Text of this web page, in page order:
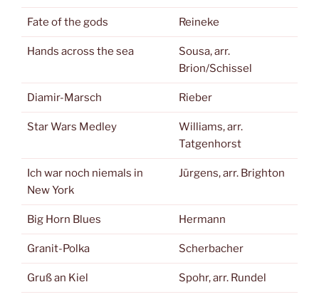
Fate of the gods Reineke
Hands across the sea
Sousa, arr.
Brion/Schissel
Diamir-Marsch Rieber
Star Wars Medley
Williams, arr.
Tatgenhorst
Ich war noch niemals in
New York
Jürgens, arr. Brighton
Big Horn Blues Hermann
Granit-Polka Scherbacher
Gruß an Kiel Spohr, arr. Rundel